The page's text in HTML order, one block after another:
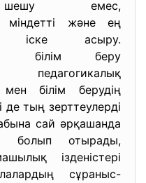
шешу емес,
және ең
іске асыру.
білім беру
білім берудің
тың зерттеулерді
сай әрқашанда
болып отырады,
ізденістері
сұраныс-